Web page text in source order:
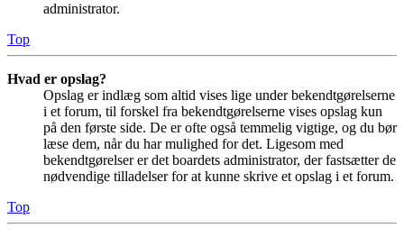
administrator.
Top
Hvad er opslag?
Opslag er indlæg som altid vises lige under bekendtgørelserne
i et forum, til forskel fra bekendtgørelserne vises opslag kun
på den første side. De er ofte også temmelig vigtige, og du bør
læse dem, når du har mulighed for det. Ligesom med
bekendtgørelser er det boardets administrator, der fastsætter de
nødvendige tilladelser for at kunne skrive et opslag i et forum.
Top